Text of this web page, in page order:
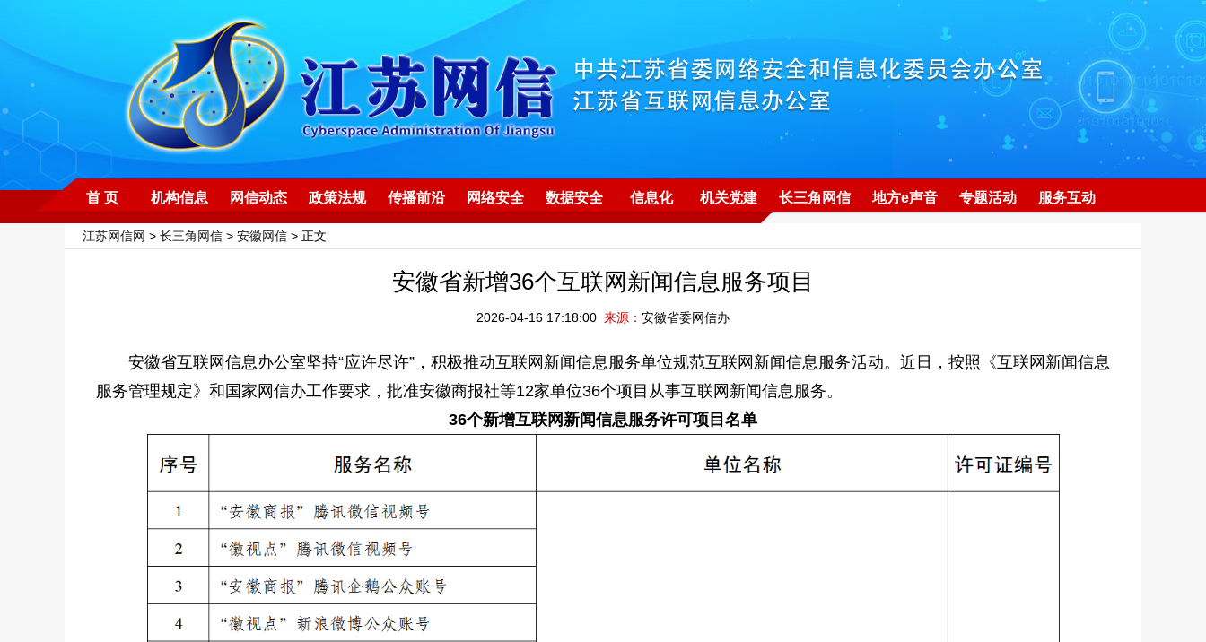
首 页 机构信息 网信动态 政策法规 传播前沿 网络安全 数据安全 信息化 机关党建 长三角网信 地方e声音 专题活动 服务互动
江苏网信网 > 长三角网信 > 安徽网信 > 正文
安徽省新增36个互联网新闻信息服务项目
2026-04-16 17:18:00 来源： 安徽省委网信办
安徽省互联网信息办公室坚持“应许尽许”，积极推动互联网新闻信息服务单位规范互联网新闻信息服务活动。近日，按照《互联网新闻信息
服务管理规定》和国家网信办工作要求，批准安徽商报社等12家单位36个项目从事互联网新闻信息服务。
36个新增互联网新闻信息服务许可项目名单